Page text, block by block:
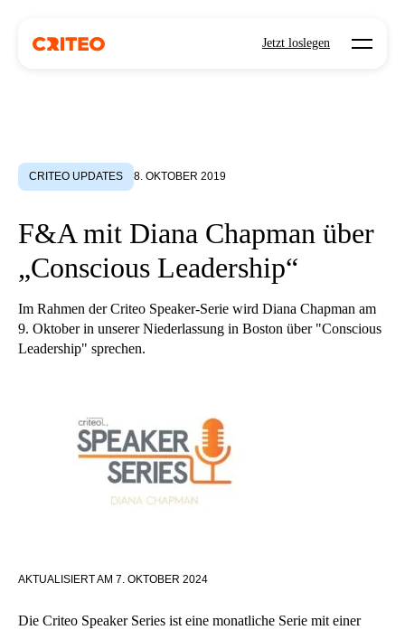
Jetzt loslegen Open
CRITEO UPDATES 8. OKTOBER 2019
F&A mit Diana Chapman über
„Conscious Leadership“
Im Rahmen der Criteo Speaker-Serie wird Diana Chapman am
9. Oktober in unserer Niederlassung in Boston über "Conscious
Leadership" sprechen.
AKTUALISIERT AM 7. OKTOBER 2024
Die Criteo Speaker Series ist eine monatliche Serie mit einer